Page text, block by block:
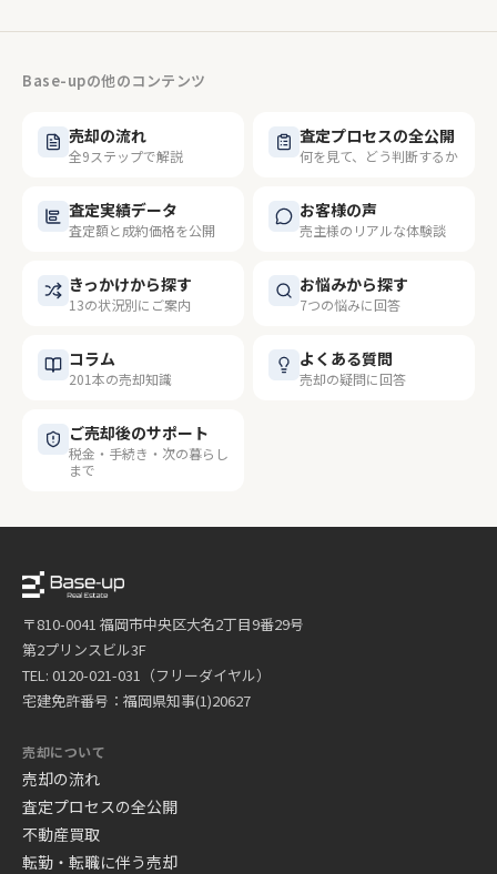
Base-upの他のコンテンツ
売却の流れ
全9ステップで解説
査定プロセスの全公開
何を見て、どう判断するか
査定実績データ
査定額と成約価格を公開
お客様の声
売主様のリアルな体験談
きっかけから探す
13の状況別にご案内
お悩みから探す
7つの悩みに回答
コラム
201本の売却知識
よくある質問
売却の疑問に回答
ご売却後のサポート
税金・手続き・次の暮らし
まで
〒810-0041 福岡市中央区大名2丁目9番29号
第2プリンスビル3F
TEL: 0120-021-031（フリーダイヤル）
宅建免許番号：福岡県知事(1)20627
売却について
売却の流れ
査定プロセスの全公開
不動産買取
転勤・転職に伴う売却